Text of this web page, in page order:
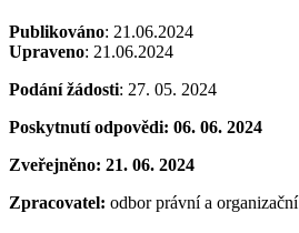
Publikováno: 21.06.2024
Upraveno: 21.06.2024
Podání žádosti: 27. 05. 2024
Poskytnutí odpovědi: 06. 06. 2024
Zveřejněno: 21. 06. 2024
Zpracovatel: odbor právní a organizační